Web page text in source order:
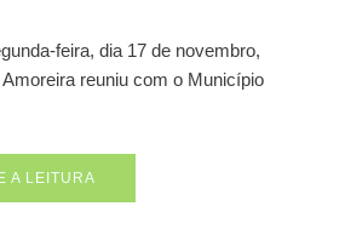
feira, dia 17 de novembro,
reuniu com o Município
A LEITURA